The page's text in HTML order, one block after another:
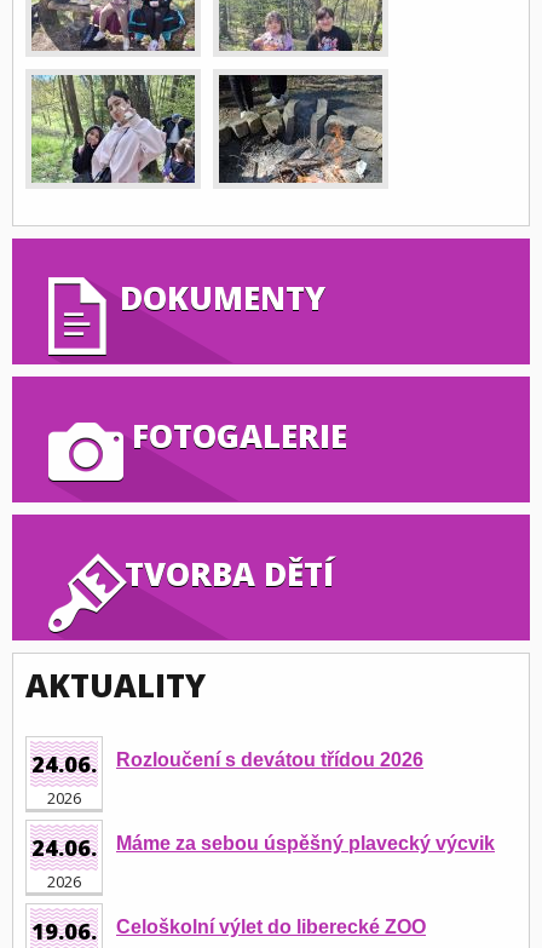
DOKUMENTY
FOTOGALERIE
TVORBA DĚTÍ
AKTUALITY
24.06.
2026
Rozloučení s devátou třídou 2026
24.06.
2026
Máme za sebou úspěšný plavecký výcvik
19.06. Celoškolní výlet do liberecké ZOO